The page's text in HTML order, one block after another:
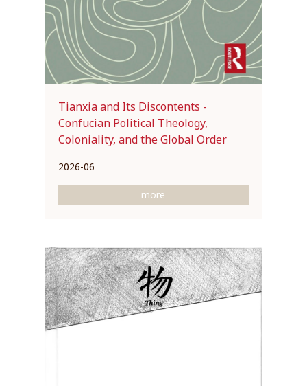
Tianxia and Its Discontents -
Confucian Political Theology,
Coloniality, and the Global Order
2026-06
more